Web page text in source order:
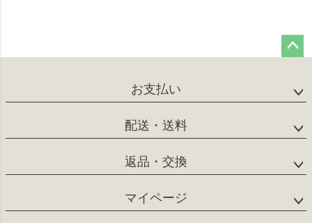
ップ
お支払い
配送・送料
返品・交換
マイページ